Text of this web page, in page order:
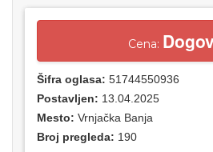
Cena:
Šifra oglasa: 51744550936
Postavljen: 13.04.2025
Mesto: Vrnjačka Banja
Broj pregleda: 190